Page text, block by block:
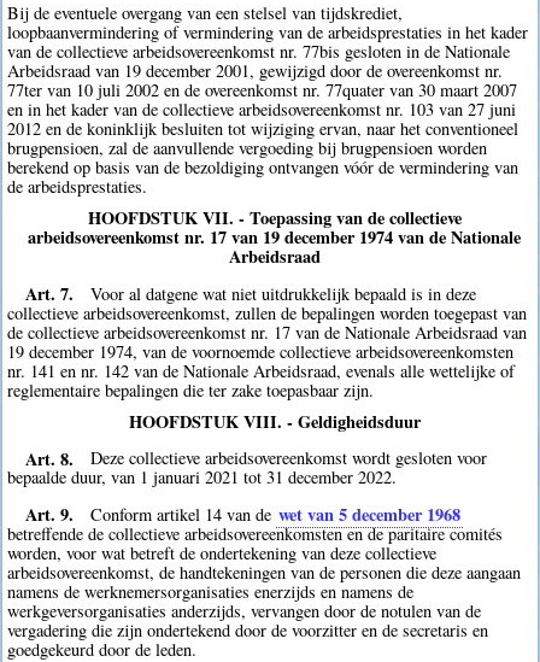
Bij de eventuele overgang van een stelsel van tijdskrediet,
loopbaanvermindering of vermindering van de arbeidsprestaties in het kader
van de collectieve arbeidsovereenkomst nr. 77bis gesloten in de Nationale
Arbeidsraad van 19 december 2001, gewijzigd door de overeenkomst nr.
77ter van 10 juli 2002 en de overeenkomst nr. 77quater van 30 maart 2007
en in het kader van de collectieve arbeidsovereenkomst nr. 103 van 27 juni
2012 en de koninklijk besluiten tot wijziging ervan, naar het conventioneel
brugpensioen, zal de aanvullende vergoeding bij brugpensioen worden
berekend op basis van de bezoldiging ontvangen vóór de vermindering van
de arbeidsprestaties.
HOOFDSTUK VII. - Toepassing van de collectieve
arbeidsovereenkomst nr. 17 van 19 december 1974 van de Nationale
Arbeidsraad
Art. 7.
Voor al datgene wat niet uitdrukkelijk bepaald is in deze
collectieve arbeidsovereenkomst, zullen de bepalingen worden toegepast van
de collectieve arbeidsovereenkomst nr. 17 van de Nationale Arbeidsraad van
19 december 1974, van de voornoemde collectieve arbeidsovereenkomsten
nr. 141 en nr. 142 van de Nationale Arbeidsraad, evenals alle wettelijke of
reglementaire bepalingen die ter zake toepasbaar zijn.
HOOFDSTUK VIII. - Geldigheidsduur
Art. 8.
Deze collectieve arbeidsovereenkomst wordt gesloten voor
bepaalde duur, van 1 januari 2021 tot 31 december 2022.
Art. 9. Conform artikel 14 van de wet van 5 december 1968
betreffende de collectieve arbeidsovereenkomsten en de paritaire comités
worden, voor wat betreft de ondertekening van deze collectieve
arbeidsovereenkomst, de handtekeningen van de personen die deze aangaan
namens de werknemersorganisaties enerzijds en namens de
werkgeversorganisaties anderzijds, vervangen door de notulen van de
vergadering die zijn ondertekend door de voorzitter en de secretaris en
goedgekeurd door de leden.